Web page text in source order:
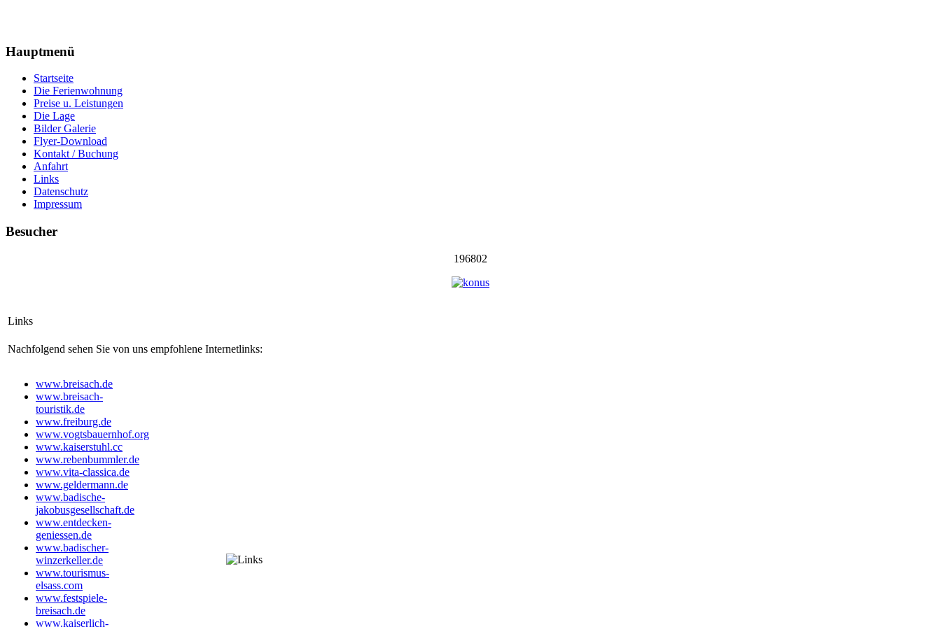
Hauptmenü
Startseite
Die Ferienwohnung
Preise u. Leistungen
Die Lage
Bilder Galerie
Flyer-Download
Kontakt / Buchung
Anfahrt
Links
Datenschutz
Impressum
Besucher
196802
Links
Nachfolgend sehen Sie von uns empfohlene Internetlinks:
www.breisach.de
www.breisach-
touristik.de
www.freiburg.de
www.vogtsbauernhof.org
www.kaiserstuhl.cc
www.rebenbummler.de
www.vita-classica.de
www.geldermann.de
www.badische-
jakobusgesellschaft.de
www.entdecken-
geniessen.de
www.badischer-
winzerkeller.de
www.tourismus-
elsass.com
www.festspiele-
breisach.de
www.kaiserlich-